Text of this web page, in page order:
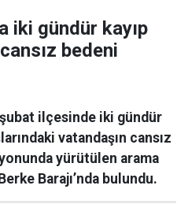
iki gündür kayıp
bedeni
ilçesinde iki gündür
vatandaşın cansız
yürütülen arama
Barajı’nda bulundu.